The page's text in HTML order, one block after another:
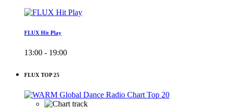
FLUX Hit Play
13:00 - 19:00
FLUX TOP 25